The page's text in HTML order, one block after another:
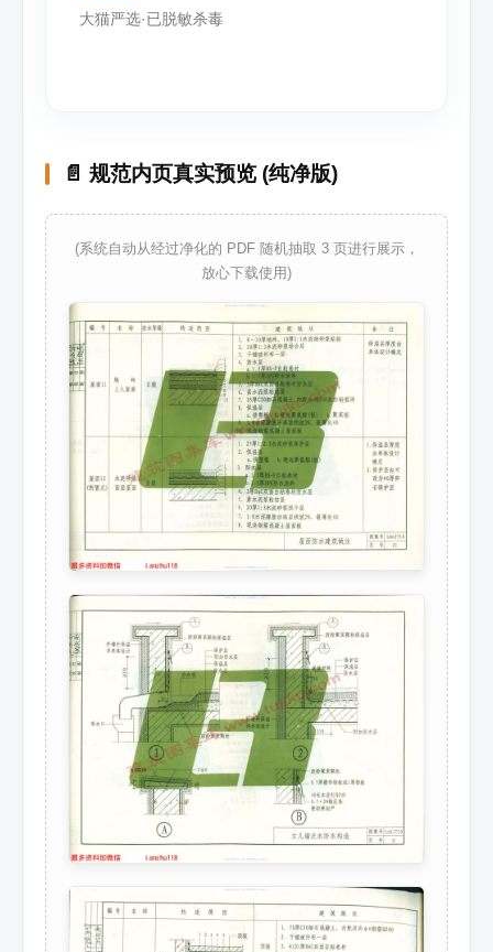
大猫严选·已脱敏杀毒
📄 规范内页真实预览 (纯净版)
(系统自动从经过净化的 PDF 随机抽取 3 页进行展示，
放心下载使用)